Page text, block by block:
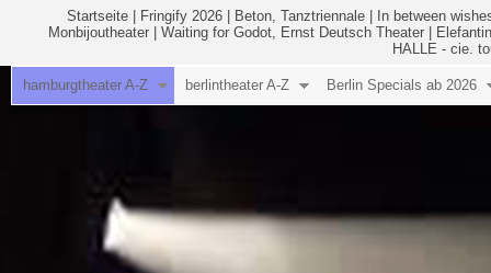
Startseite Fringify 2026 Beton, Tanztriennale
In between
Monbijoutheater
Waiting for Godot, Ernst Deutsch Theater
HALLE - cie.
hamburgtheater A-Z berlintheater A-Z Berlin Specials ab 2026